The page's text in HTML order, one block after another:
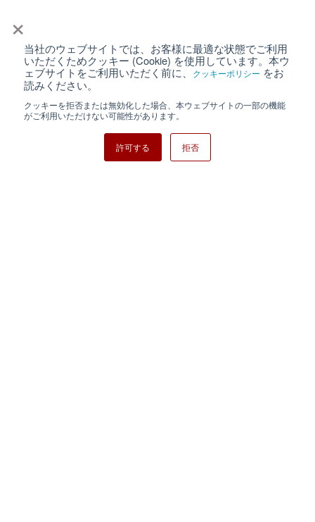
×
当社のウェブサイトでは、お客様に最適な状態でご利用
いただくためクッキー (Cookie) を使用しています。本ウ
ェブサイトをご利用いただく前に、
クッキーポリシー をお
読みください。
クッキーを拒否または無効化した場合、本ウェブサイトの一部の機能
がご利用いただけない可能性があります。
許可する 拒否
個人情報保護について ウェブサイト利用規約
クッキーポリシー
日清紡ホールディングス
Copyright ⓒ Nisshinbo Micro Devices Inc. All Rights Reserved.